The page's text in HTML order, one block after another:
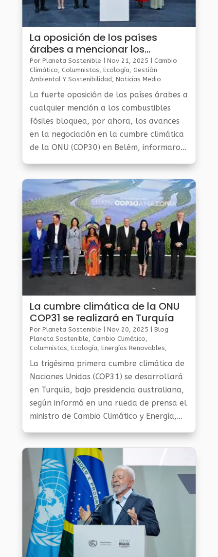
La oposición de los países
árabes a mencionar los
combustibles fósiles bloquea la
negociación en la COP30
Por Planeta Sostenible Nov 21, 2025
Cambio
Climático Columnistas Ecología Gestión
Ambiental Y Sostenibilidad
Noticias Medio
La fuerte oposición de los países árabes a
cualquier mención a los combustibles
fósiles bloquea, por ahora, los avances
en la negociación en la cumbre climática
de la ONU (COP30) en Belém, informaron
La cumbre climática de la ONU
COP31 se realizará en Turquía
Por Planeta Sostenible | Nov 20, 2025 | Blog
Planeta Sostenible Cambio Climático
Columnistas Ecología Energías Renovables
Ambiente,Planeta Al Día
La trigésima primera cumbre climática de
Naciones Unidas (COP31) se desarrollará
en Turquía, bajo presidencia australiana,
según informó en una rueda de prensa el
ministro de Cambio Climático y Energía,